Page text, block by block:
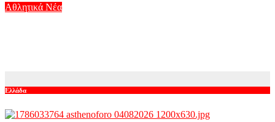
Αθλητικά Νέα
Ελλάδα